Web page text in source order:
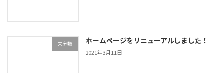
未分類 ホームページをリニューアルしました！
2021年3月11日